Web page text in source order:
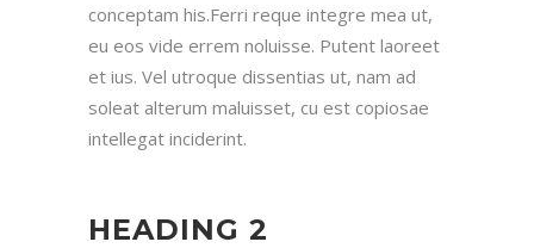
conceptam his.Ferri reque integre mea ut,
eu eos vide errem noluisse. Putent laoreet
et ius. Vel utroque dissentias ut, nam ad
soleat alterum maluisset, cu est copiosae
intellegat inciderint.
HEADING 2